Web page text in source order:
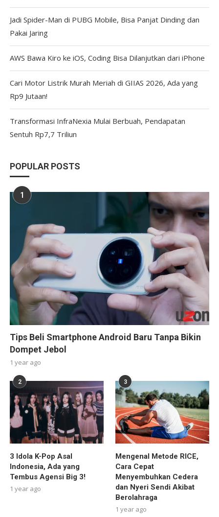
Jadi Spider-Man di PUBG Mobile, Bisa Panjat Dinding dan
Pakai Jaring
AWS Bawa Kiro ke iOS, Coding Bisa Dilanjutkan dari iPhone
Cari Motor Listrik Murah Meriah di GIIAS 2026, Ada yang
Rp9 Jutaan!
Transformasi InfraNexia Mulai Berbuah, Pendapatan
Sentuh Rp7,7 Triliun
POPULAR POSTS
1
Tips Beli Smartphone Android Baru Tanpa Bikin
Dompet Jebol
1 year ago
2
3 Idola K-Pop Asal
Indonesia, Ada yang
Tembus Agensi Big 3!
1 year ago
3
Mengenal Metode RICE,
Cara Cepat
Menyembuhkan Cedera
dan Nyeri Sendi Akibat
Berolahraga
1 year ago